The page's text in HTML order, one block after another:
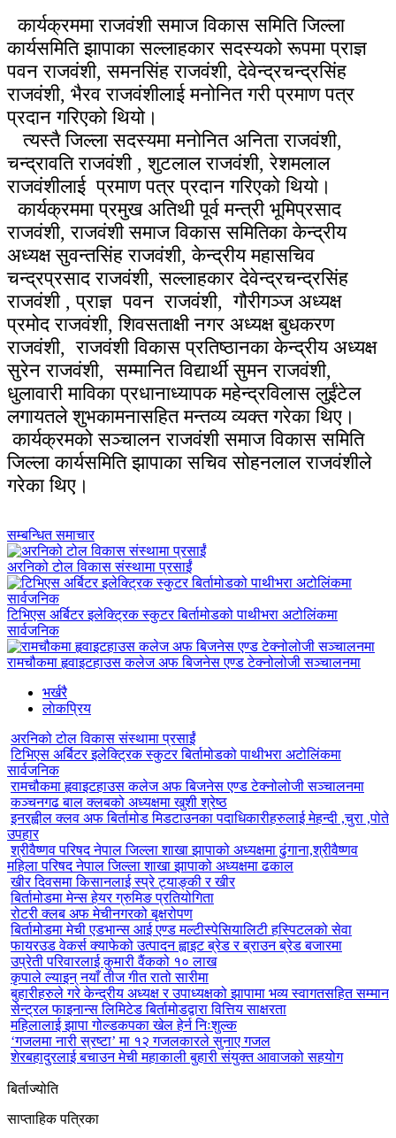
कार्यक्रममाराजवंशी समाज विकास समिति जिल्ला
कार्यसमिति झापाका सल्लाहकार सदस्यको रूपमा प्राज्ञ
पवन राजवंशी, समनसिंह राजवंशी, देवेन्द्रचन्द्रसिंह
राजवंशी, भैरव राजवंशीलाई मनोनित गरी प्रमाण पत्र
प्रदान गरिएको थियो।
त्यस्तै जिल्ला सदस्यमा मनोनित अनिता राजवंशी,
चन्द्रावति राजवंशी , शुटलाल राजवंशी, रेशमलाल
राजवंशीलाई प्रमाण पत्र प्रदान गरिएको थियो।
कार्यक्रममा प्रमुख अतिथी पूर्व मन्त्री भूमिप्रसाद
राजवंशी,राजवंशी समाज विकास समितिका केन्द्रीय
अध्यक्ष सुवन्तसिंह राजवंशी, केन्द्रीय महासचिव
चन्द्रप्रसाद राजवंशी, सल्लाहकार देवेन्द्रचन्द्रसिंह
राजवंशी , प्राज्ञ पवन राजवंशी, गौरीगञ्ज अध्यक्ष
प्रमोद राजवंशी, शिवसताक्षी नगर अध्यक्ष बुधकरण
राजवंशी, राजवंशी विकास प्रतिष्ठानका केन्द्रीय अध्यक्ष
सुरेन राजवंशी, सम्मानित विद्यार्थी सुमन राजवंशी,
धुलावारी माविका प्रधानाध्यापक महेन्द्रविलास लुईंटेल
लगायतले शुभकामनासहित मन्तव्य व्यक्त गरेका थिए।
कार्यक्रमको सञ्चालनराजवंशी समाज विकास समिति
जिल्ला कार्यसमिति झापाका सचिव सोहनलाल राजवंशीले
गरेका थिए।
सम्बन्धित समाचार
अरनिको टोल विकास संस्थामा प्रसाईं
टिभिएस अर्बिटर इलेक्ट्रिक स्कुटर बिर्तामोडको पाथीभरा अटोलिंकमा
सार्वजनिक
रामचौकमा हृवाइटहाउस कलेज अफ बिजनेस एण्ड टेक्नोलोजी सञ्चालनमा
भर्खरै
लाेकप्रिय
अरनिको टोल विकास संस्थामा प्रसाईं
टिभिएस अर्बिटर इलेक्ट्रिक स्कुटर बिर्तामोडको पाथीभरा अटोलिंकमा
सार्वजनिक
रामचौकमा हृवाइटहाउस कलेज अफ बिजनेस एण्ड टेक्नोलोजी सञ्चालनमा
कञ्चनगढ बाल क्लबको अध्यक्षमा खुशी श्रेष्ठ
इनरह्वील क्लव अफ बिर्तामोड मिडटाउनका पदाधिकारीहरुलाई मेहन्दी ,चुरा ,पोते
उपहार
श्रीवैष्णव परिषद नेपाल जिल्ला शाखा झापाको अध्यक्षमा ढुंगाना,श्रीवैष्णव
महिला परिषद नेपाल जिल्ला शाखा झापाको अध्यक्षमा ढकाल
खीर दिवसमा किसानलाई स्प्रे ट्याङ्की र खीर
बिर्तामोडमा मेन्स हेयर ग्रुमिङ प्रतियोगिता
रोटरी क्लब अफ मेचीनगरको बृक्षरोपण
बिर्तामोडमा मेची एडभान्स आई एण्ड मल्टीस्पेसियालिटी हस्पिटलको सेवा
फायरउड वेकर्स क्याफेको उत्पादन ह्वाइट ब्रेड र ब्राउन ब्रेड बजारमा
उप्रेती परिवारलाई कुमारी वैंकको १० लाख
कृपाले ल्याइन् नयाँ तीज गीत रातो सारीमा
बुहारीहरुले गरे केन्द्रीय अध्यक्ष र उपाध्यक्षको झापामा भव्य स्वागतसहित सम्मान
सेन्ट्रल फाइनान्स लिमिटेड बिर्तामोडद्वारा वित्तिय साक्षरता
महिलालाई झापा गोल्डकपका खेल हेर्न निःशुल्क
‘गजलमा नारी स्रष्टा’ मा १२ गजलकारले सुनाए गजल
शेरबहादुरलाई बचाउन मेची महाकाली बुहारी संयुक्त आवाजको सहयोग
बिर्ताज्योति
साप्ताहिक पत्रिका